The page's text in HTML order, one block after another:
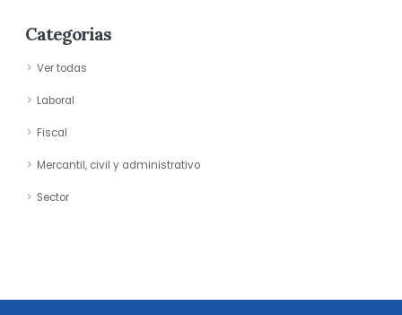
Categorias
Ver todas
Laboral
Fiscal
Mercantil, civil y administrativo
Sector